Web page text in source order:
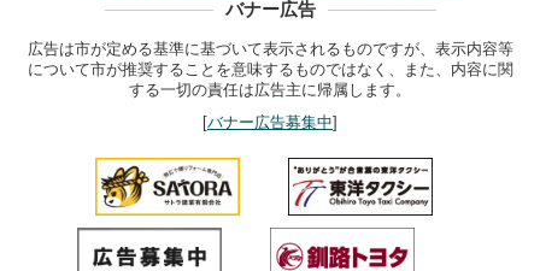
バナー広告
広告は市が定める基準に基づいて表示されるものですが、表示内容等
について市が推奨することを意味するものではなく、また、内容に関
する一切の責任は広告主に帰属します。
[バナー広告募集中]